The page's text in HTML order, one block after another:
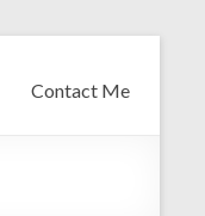
Contact Me